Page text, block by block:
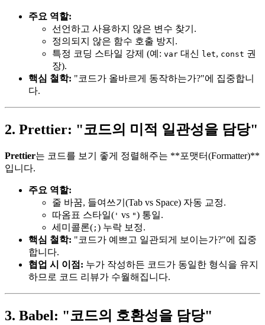
주요 역할:
선언하고 사용하지 않은 변수 찾기.
정의되지 않은 함수 호출 방지.
특정 코딩 스타일 강제 (예: var 대신 let, const 권
장).
핵심 철학: "코드가 올바르게 동작하는가?"에 집중합니
다.
2. Prettier: "코드의 미적 일관성을 담당"
Prettier는 코드를 보기 좋게 정렬해주는 **포맷터(Formatter)**
입니다.
주요 역할:
줄 바꿈, 들여쓰기(Tab vs Space) 자동 교정.
따옴표 스타일( ' vs ") 통일.
세미콜론( ; ) 누락 보정.
핵심 철학: "코드가 예쁘고 일관되게 보이는가?"에 집중
합니다.
협업 시 이점: 누가 작성하든 코드가 동일한 형식을 유지
하므로 코드 리뷰가 수월해집니다.
3. Babel: "코드의 호환성을 담당"